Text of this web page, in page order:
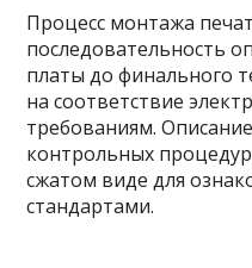
Процесс монтажа
последовательность
платы до финального
на соответствие
требованиям.
контрольных
сжатом виде для
стандартами.